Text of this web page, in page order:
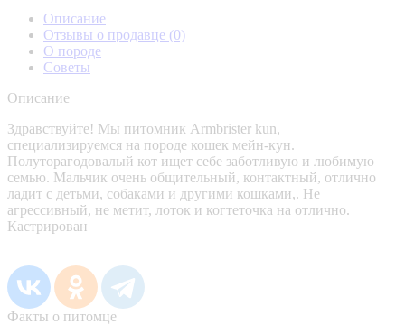
Описание
Отзывы о продавце (0)
О породе
Советы
Описание
Здравствуйте! Мы питомник Armbrister kun,
специализируемся на породе кошек мейн-кун.
Полуторагодовалый кот ищет себе заботливую и любимую
семью. Мальчик очень общительный, контактный, отлично
ладит с детьми, собаками и другими кошками,. Не
агрессивный, не метит, лоток и когтеточка на отлично.
Кастрирован
Факты о питомце